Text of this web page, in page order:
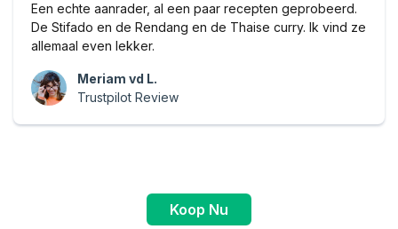
Een echte aanrader, al een paar recepten geprobeerd.
De Stifado en de Rendang en de Thaise curry. Ik vind ze
allemaal even lekker.
Meriam vd L.
Trustpilot Review
Koop Nu